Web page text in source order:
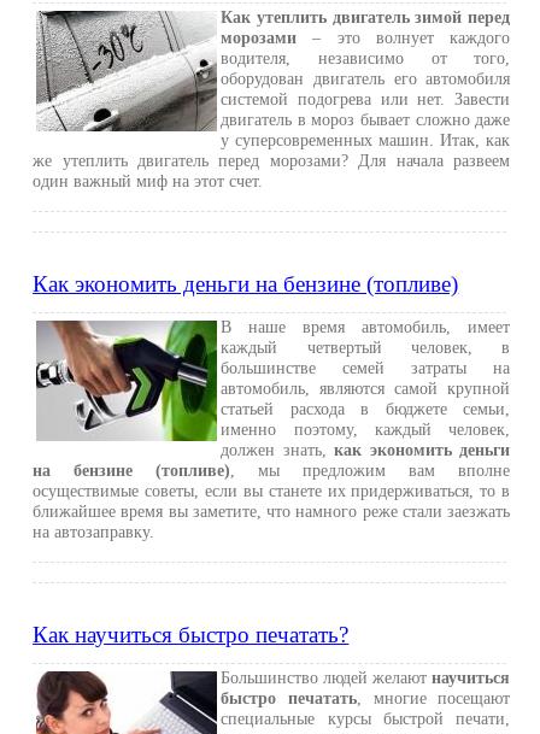
Как утеплить двигатель зимой перед
морозами – это волнует каждого
водителя, независимо от того,
оборудован двигатель его автомобиля
системой подогрева или нет. Завести
двигатель в мороз бывает сложно даже
у суперсовременных машин. Итак, как
же утеплить двигатель перед морозами? Для начала развеем
один важный миф на этот счет.
Как экономить деньги на бензине (топливе)
В наше время автомобиль, имеет
каждый четвертый человек, в
большинстве семей затраты на
автомобиль, являются самой крупной
статьей расхода в бюджете семьи,
именно поэтому, каждый человек,
должен знать,как экономить деньги
на бензине (топливе) , мы предложим вам вполне
осуществимые советы, если вы станете их придерживаться, то в
ближайшее время вы заметите, что намного реже стали заезжать
на автозаправку.
Как научиться быстро печатать?
Большинство людей желаютнаучиться
быстро печатать, многие посещают
специальные курсы быстрой печати,